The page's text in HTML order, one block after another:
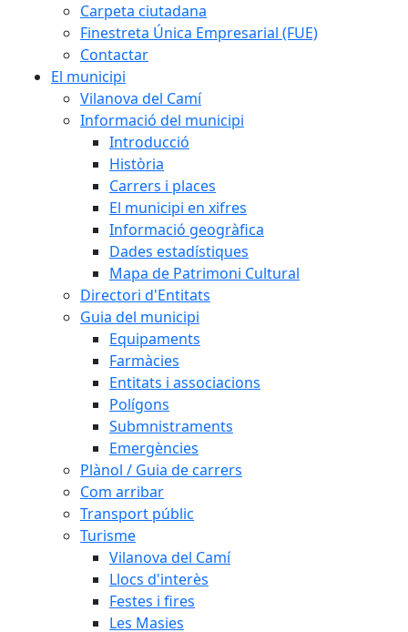
Carpeta ciutadana
Finestreta Única Empresarial (FUE)
Contactar
El municipi
Vilanova del Camí
Informació del municipi
Introducció
Història
Carrers i places
El municipi en xifres
Informació geogràfica
Dades estadístiques
Mapa de Patrimoni Cultural
Directori d'Entitats
Guia del municipi
Equipaments
Farmàcies
Entitats i associacions
Polígons
Submnistraments
Emergències
Plànol / Guia de carrers
Com arribar
Transport públic
Turisme
Vilanova del Camí
Llocs d'interès
Festes i fires
Les Masies